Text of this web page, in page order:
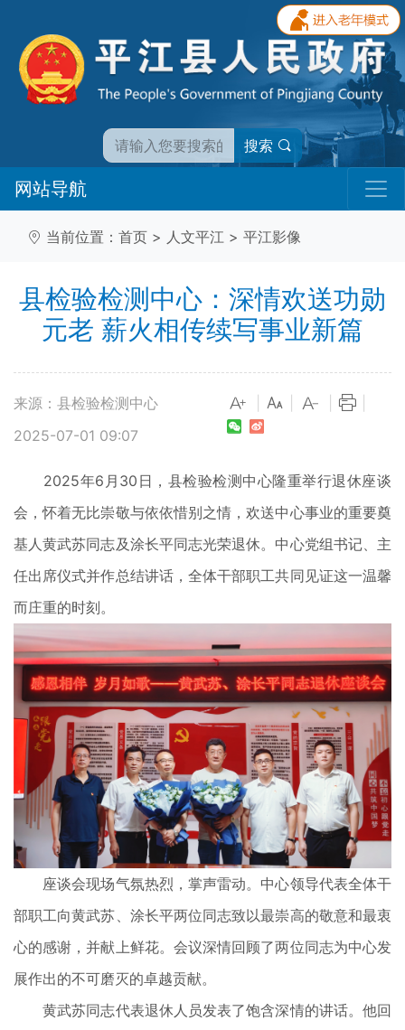
搜索
网站导航
当前位置： 首页 > 人文平江 > 平江影像
县检验检测中心：深情欢送功勋
元老 薪火相传续写事业新篇
来源：县检验检测中心
2025-07-01 09:07
2025年6月30日，县检验检测中心隆重举行退休座谈
会，怀着无比崇敬与依依惜别之情，欢送中心事业的重要奠
基人黄武苏同志及涂长平同志光荣退休。中心党组书记、主
任出席仪式并作总结讲话，全体干部职工共同见证这一温馨
而庄重的时刻。
座谈会现场气氛热烈，掌声雷动。中心领导代表全体干
部职工向黄武苏、涂长平两位同志致以最崇高的敬意和最衷
心的感谢，并献上鲜花。会议深情回顾了两位同志为中心发
展作出的不可磨灭的卓越贡献。
黄武苏同志代表退休人员发表了饱含深情的讲话。他回